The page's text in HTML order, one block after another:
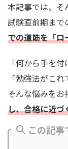
本記事では、そ
試験直前期まで
での道筋を「ロ
「何から手を
「勉強法がこ
そんな悩みをお
し、合格に近づ
この記事